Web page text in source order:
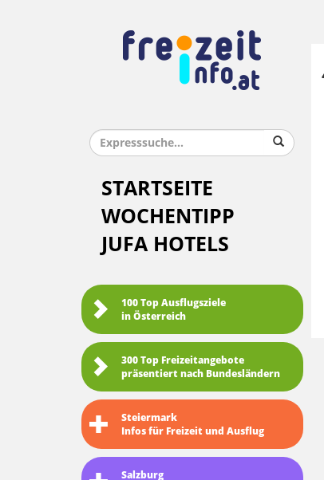
STARTSEITE
WOCHENTIPP
JUFA HOTELS
100 Top Ausflugsziele
in Österreich
300 Top Freizeitangebote
präsentiert nach Bundesländern
Steiermark
Infos für Freizeit und Ausflug
Salzburg